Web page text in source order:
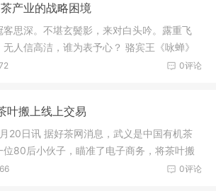
产业的战略困境
思深。不堪玄鬓影，来对白头吟。露重飞
人信高洁，谁为表予心？ 骆宾王《咏蝉》
0评论
叶搬上线上交易
20日讯 据好茶网消息，武义是中国有机茶
位80后小伙子，瞄准了电子商务，将茶叶搬
0评论